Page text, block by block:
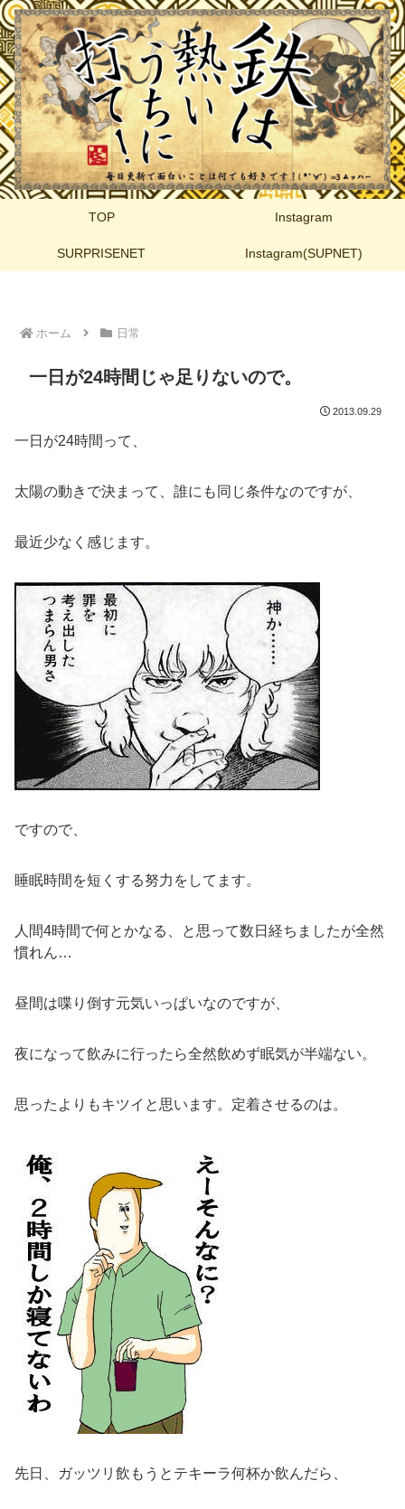
TOP Instagram
SURPRISENET Instagram(SUPNET)
ホーム 日常
一日が24時間じゃ足りないので。
2013.09.29
一日が24時間って、
太陽の動きで決まって、誰にも同じ条件なのですが、
最近少なく感じます。
ですので、
睡眠時間を短くする努力をしてます。
人間4時間で何とかなる、と思って数日経ちましたが全然
慣れん…
昼間は喋り倒す元気いっぱいなのですが、
夜になって飲みに行ったら全然飲めず眠気が半端ない。
思ったよりもキツイと思います。定着させるのは。
先日、ガッツリ飲もうとテキーラ何杯か飲んだら、